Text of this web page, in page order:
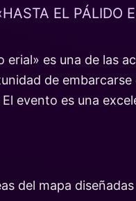
EL PÁLIDO
erial» es una de las
de
evento es una
del mapa